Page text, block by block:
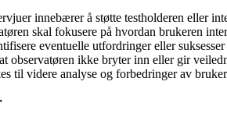
innebærer å støtte testholderen eller
skal fokusere på hvordan brukeren
eventuelle utfordringer eller
observatøren ikke bryter inn eller gir
til videre analyse og forbedringer av